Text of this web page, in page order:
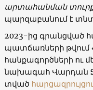
արտահանման
պարզաբանում է
2023-ից գրանցված
պատճառների
հանքագործների ու
նախագահ Վարդան
տված